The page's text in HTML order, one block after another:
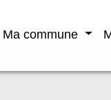
Ma commune